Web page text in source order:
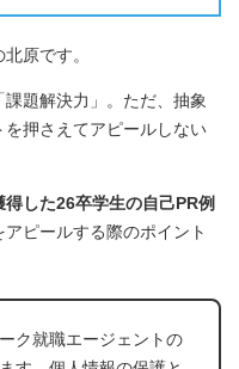
原です。
題解決力」。ただ、抽象
押さえてアピールしない
得した26卒学生の自己PR例
ピールする際のポイント
ク就職エージェントの